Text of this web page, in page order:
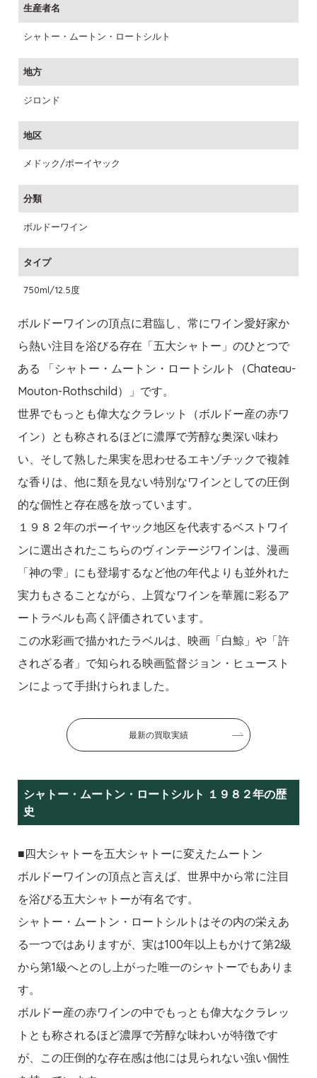
生産者名
シャトー・ムートン・ロートシルト
地方
ジロンド
地区
メドック/ポーイヤック
分類
ボルドーワイン
タイプ
750ml/12.5度
ボルドーワインの頂点に君臨し、常にワイン愛好家か
ら熱い注目を浴びる存在「五大シャトー」のひとつで
ある 「シャトー・ムートン・ロートシルト（Chateau-
Mouton-Rothschild）」です。
世界でもっとも偉大なクラレット（ボルドー産の赤ワ
イン）とも称されるほどに濃厚で芳醇な奥深い味わ
い、そして熟した果実を思わせるエキゾチックで複雑
な香りは、他に類を見ない特別なワインとしての圧倒
的な個性と存在感を放っています。
１９８２年のポーイヤック地区を代表するベストワイ
ンに選出されたこちらのヴィンテージワインは、漫画
「神の雫」にも登場するなど他の年代よりも並外れた
実力もさることながら、上質なワインを華麗に彩るア
ートラベルも高く評価されています。
この水彩画で描かれたラベルは、映画「白鯨」や「許
されざる者」で知られる映画監督ジョン・ヒュースト
ンによって手掛けられました。
最新の買取実績
シャトー・ムートン・ロートシルト １９８２年の歴
史
■四大シャトーを五大シャトーに変えたムートン
ボルドーワインの頂点と言えば、世界中から常に注目
を浴びる五大シャトーが有名です。
シャトー・ムートン・ロートシルトはその内の栄えあ
る一つではありますが、実は100年以上もかけて第2級
から第1級へとのし上がった唯一のシャトーでもありま
す。
ボルドー産の赤ワインの中でもっとも偉大なクラレッ
トとも称されるほど濃厚で芳醇な味わいが特徴です
が、この圧倒的な存在感は他には見られない強い個性